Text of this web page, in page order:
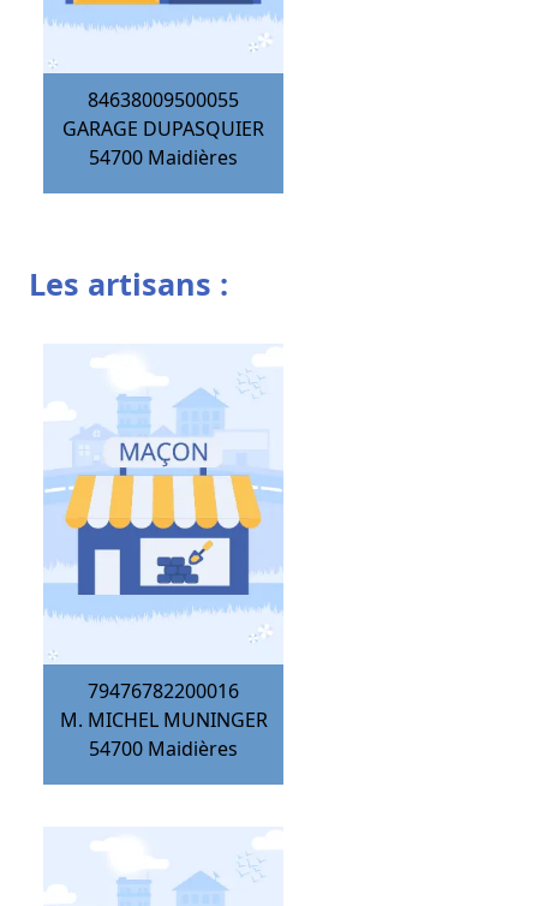
84638009500055
GARAGE DUPASQUIER
54700 Maidières
Les artisans :
79476782200016
M. MICHEL MUNINGER
54700 Maidières